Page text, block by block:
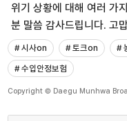
위기 상황에 대해 여러 가
분 말씀 감사드립니다. 고
# 시사on # 토크on #
# 수입안정보험
Copyright © Daegu Munhwa